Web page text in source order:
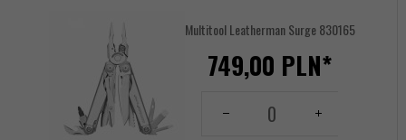
Multitool Leatherman Surge 830165
749,00 PLN*